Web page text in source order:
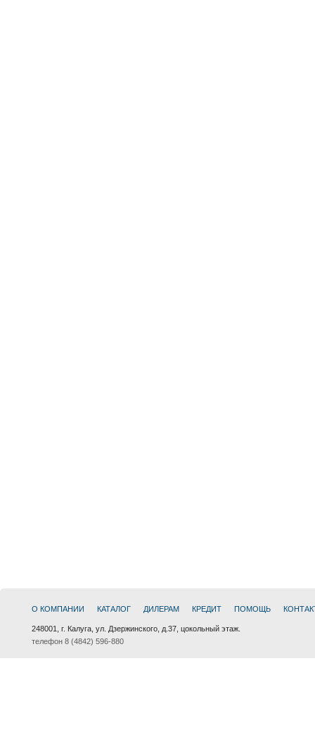
О КОМПАНИИ КАТАЛОГ ДИЛЕРАМ КРЕДИТ ПОМОЩЬ
248001, г. Калуга, ул. Дзержинского, д.37, цокольный этаж.
телефон 8 (4842) 596-880